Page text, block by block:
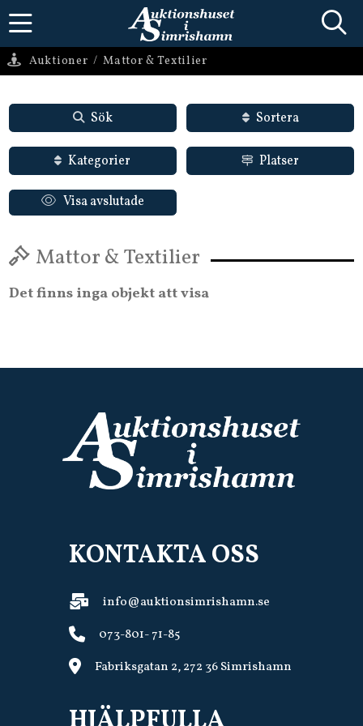
Auktioner / Mattor & Textilier
Sök Sortera
Kategorier Platser
Visa avslutade
Mattor & Textilier
Det finns inga objekt att visa
KONTAKTA OSS
info@auktionsimrishamn.se
073-801- 71-85
Fabriksgatan 2, 272 36 Simrishamn